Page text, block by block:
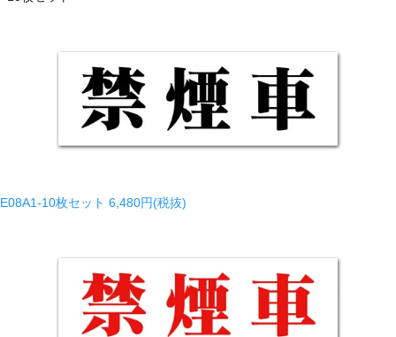
E08A1-10枚セット 6,480円(税抜)